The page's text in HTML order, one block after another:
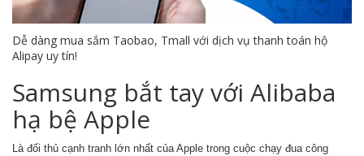
Dễ dàng mua sắm Taobao, Tmall với dịch vụ thanh toán hộ
Alipay uy tín!
Samsung bắt tay với Alibaba
hạ bệ Apple
Là đối thủ cạnh tranh lớn nhất của Apple trong cuộc chạy đua công